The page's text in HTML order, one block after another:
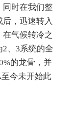
同时在我们整
，迅速转入
气候转冷之
、3系统的全
的龙骨，并
今未开始此